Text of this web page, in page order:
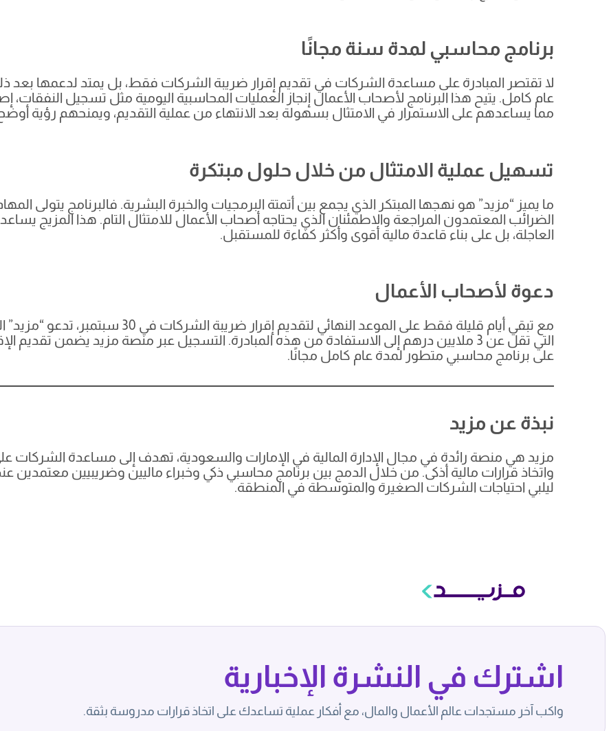
برنامج محاسبي لمدة سنة مجانًا
لا تقتصر المبادرة على مساعدة الشركات في تقديم إقرار ضريبة الشركات فقط، بل يمتد لدعمها بعد
عام كامل. يتيح هذا البرنامج لأصحاب الأعمال إنجاز العمليات المحاسبية اليومية مثل تسجيل النفقات،
مما يساعدهم على الاستمرار في الامتثال بسهولة بعد الانتهاء من عملية التقديم، ويمنحهم رؤية
تسهيل عملية الامتثال من خلال حلول مبتكرة
ما يميز “مزيد” هو نهجها المبتكر الذي يجمع بين أتمتة البرمجيات والخبرة البشرية. فالبرنامج يتولى
الضرائب المعتمدون المراجعة والاطمئنان الذي يحتاجه أصحاب الأعمال للامتثال التام. هذا المزيج
العاجلة، بل على بناء قاعدة مالية أقوى وأكثر كفاءة للمستقبل.
دعوة لأصحاب الأعمال
مع تبقي أيام قليلة فقط على الموعد النهائي
على برنامج محاسبي متطور لمدة عام كامل مجانًا.
نبذة عن مزيد
مزيد هي منصة رائدة في مجال الإدارة المالية في الإمارات والسعودية، تهدف إلى مساعدة الشركات
واتخاذ قرارات مالية أذكى. من خلال الدمج بين برنامج محاسبي ذكي وخبراء ماليين وضريبيين
ليلبي احتياجات الشركات الصغيرة والمتوسطة في المنطقة.
اشترك في النشرة الإخبارية
واكب آخر مستجدات عالم الأعمال والمال، مع أفكار عملية تساعدك على اتخاذ قرارات مدروسة بثقة.